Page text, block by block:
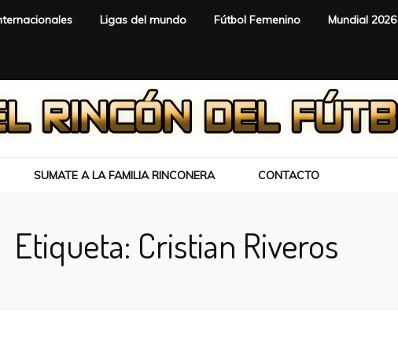
Ligas del mundo Fútbol Femenino Mundial 2026
SUMATE A LA FAMILIA RINCONERA CONTACTO
Etiqueta: Cristian Riveros